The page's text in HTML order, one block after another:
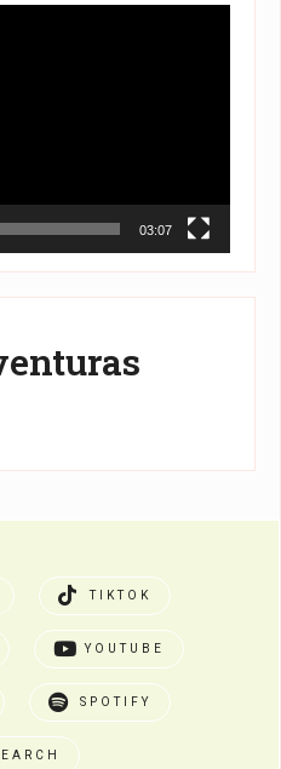
03:07
TIKTOK
YOUTUBE
SPOTIFY